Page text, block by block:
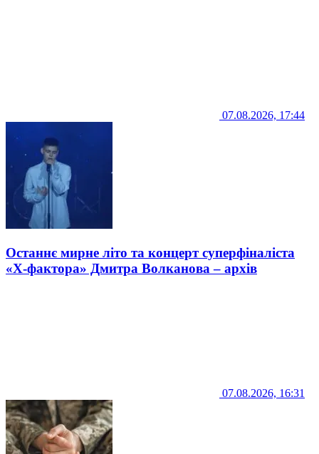
07.08.2026, 17:44
Останнє мирне літо та концерт суперфіналіста
«Х-фактора» Дмитра Волканова – архів
07.08.2026, 16:31